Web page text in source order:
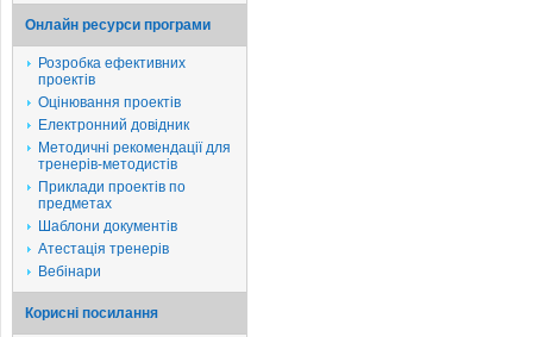
Онлайн ресурси програми
Розробка ефективних
проектів
Оцінювання проектів
Електронний довідник
Методичні рекомендації для
тренерів-методистів
Приклади проектів по
предметах
Шаблони документів
Атестація тренерів
Вебінари
Корисні посилання